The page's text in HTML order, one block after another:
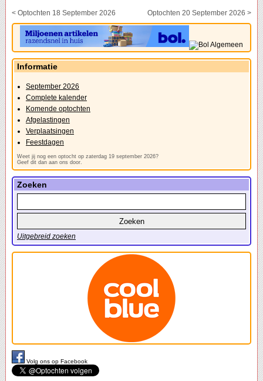
< Optochten 18 September 2026 Optochten 20 September 2026 >
Informatie
September 2026
Complete kalender
Komende optochten
Afgelastingen
Verplaatsingen
Feestdagen
Weet jij nog een optocht op zaterdag 19 september 2026?
Geef dit dan aan ons door.
Zoeken
Uitgebreid zoeken
Volg ons op Facebook